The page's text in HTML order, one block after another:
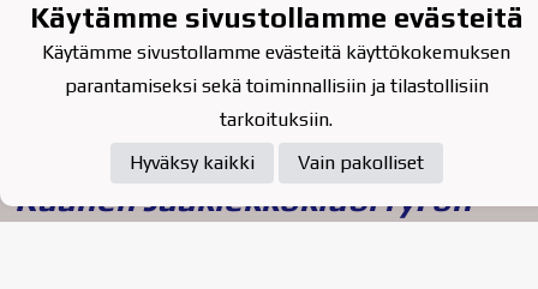
Tietosuojaseloste
Raahen Jääkiekkoklubi ry. on
Käytämme sivustollamme evästeitä
Käytämme sivustollamme evästeitä käyttökokemuksen
parantamiseksi sekä toiminnallisiin ja tilastollisiin
tarkoituksiin.
Hyväksy kaikki
Vain pakolliset